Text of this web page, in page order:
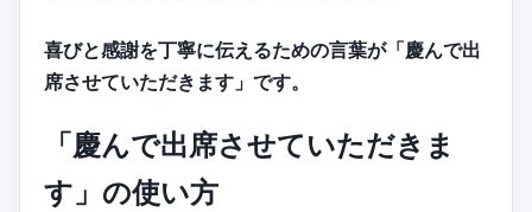
喜びと感謝を丁寧に伝えるための言葉が「慶んで出
席させていただきます」です。
「慶んで出席させていただきま
す」の使い方